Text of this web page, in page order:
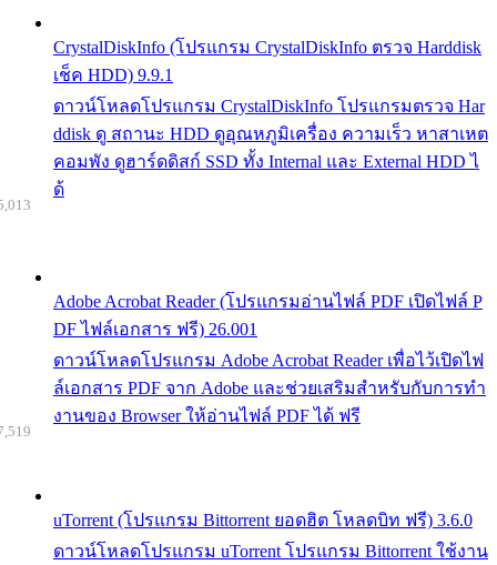
CrystalDiskInfo (โปรแกรม CrystalDiskInfo ตรวจ Harddisk
เช็ค HDD) 9.9.1
ดาวน์โหลดโปรแกรม CrystalDiskInfo โปรแกรมตรวจ Har
ddisk ดู สถานะ HDD ดูอุณหภูมิเครื่อง ความเร็ว หาสาเหต
คอมพัง ดูฮาร์ดดิสก์ SSD ทั้ง Internal และ External HDD ไ
ด้
Adobe Acrobat Reader (โปรแกรมอ่านไฟล์ PDF เปิดไฟล์ P
DF ไฟล์เอกสาร ฟรี) 26.001
ดาวน์โหลดโปรแกรม Adobe Acrobat Reader เพื่อไว้เปิดไฟ
ล์เอกสาร PDF จาก Adobe และช่วยเสริมสำหรับกับการทำ
งานของ Browser ให้อ่านไฟล์ PDF ได้ ฟรี
uTorrent (โปรแกรม Bittorrent ยอดฮิต โหลดบิท ฟรี) 3.6.0
ดาวน์โหลดโปรแกรม uTorrent โปรแกรม Bittorrent ใช้งาน